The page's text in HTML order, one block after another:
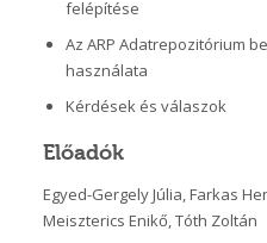
felépítése
Az ARP Adatrepozitórium
használata
Kérdések és válaszok
Előadók
Egyed-Gergely Júlia, Farkas
Meiszterics Enikő, Tóth Zoltán